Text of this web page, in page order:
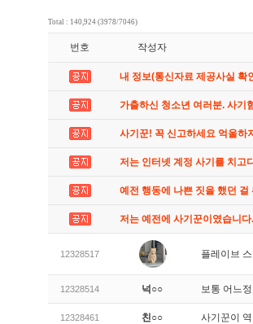
Total : 140,924 (3978/7046)
번호 작성자
내 정보(통신자료 제공사실 확
가출하신 청소년 여러분. 사기
사기꾼! 꼭 신고하세요 억울하
저는 인터넷 계정 사기를 치고
예전 행동에 나쁜 짓을 했던
저는 예전에 사기꾼이였습니다.
12328517 플레이브
12328514 넉○○ 보통 어느
12328461 친○○ 사기꾼이